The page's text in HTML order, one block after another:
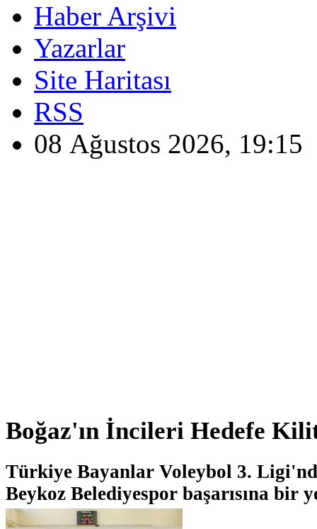
Haber Arşivi
Yazarlar
Site Haritası
RSS
08 Ağustos 2026, 19:15
Boğaz'ın İncileri Hedefe
Türkiye Bayanlar Voleybol 3.
Beykoz Belediyespor başarısına bir